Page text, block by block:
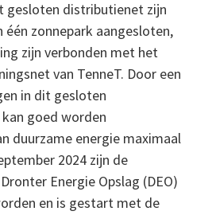
gesloten distributienet zijn
één zonnepark aangesloten,
zijn verbonden met het
van TenneT. Door een
in dit gesloten
goed worden
duurzame energie maximaal
2024 zijn de
Energie Opslag (DEO)
en is gestart met de